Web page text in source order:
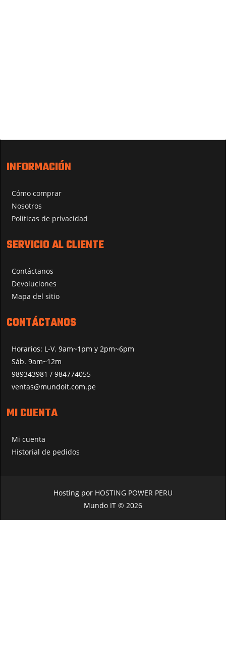
INFORMACIÓN
Cómo comprar
Nosotros
Políticas de privacidad
SERVICIO AL CLIENTE
Contáctanos
Devoluciones
Mapa del sitio
CONTÁCTANOS
Horarios: L-V. 9am~1pm y 2pm~6pm
Sáb. 9am~12m
989343981 / 984774055
ventas@mundoit.com.pe
MI CUENTA
Mi cuenta
Historial de pedidos
Hosting por HOSTING POWER PERU
Mundo IT © 2026